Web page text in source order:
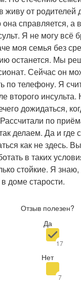
живу от
она справляется, а
Я не могу всё
моя семья без
останется. Мы
Сейчас он
по телефону. Я
второго инсульта.
дожидаться,
по
делаем. Да и где
как не здесь.
в таких
стойкие. Я
доме старости.
Отзыв полезен?
Да
17
Нет
7